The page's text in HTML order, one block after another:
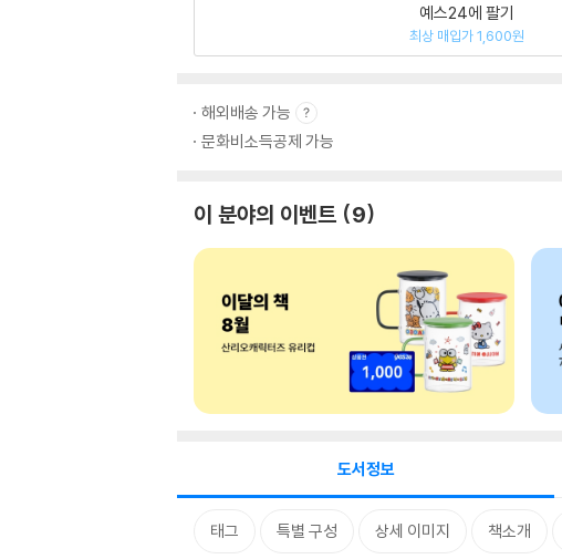
예스24에 팔기
최상 매입가 1,600원
해외배송 가능
문화비소득공제 가능
이 분야의 이벤트 9
도서정보
태그 특별 구성 상세 이미지 책소개